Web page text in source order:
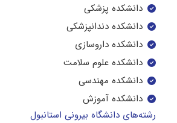
دانشکده پزشکی
دانشکده دندانپزشکی
دانشکده داروسازی
دانشکده علوم سلامت
دانشکده مهندسی
دانشکده آموزش
رشته‌های دانشگاه بیرونی استانبول